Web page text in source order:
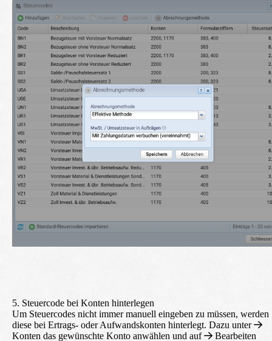
5. Steuercode bei Konten hinterlegen
Um Steuercodes nicht immer manuell eingeben zu müssen, werden
diese bei Ertrags- oder Aufwandskonten hinterlegt. Dazu unter
Konten das gewünschte Konto anwählen und auf
Bearbeiten